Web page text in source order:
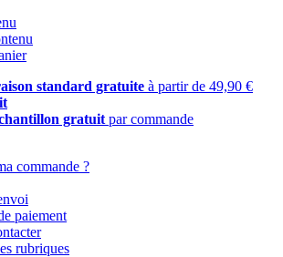
standard gratuite à partir de 49,90 €
gratuit par commande
commande ?
paiement
rubriques